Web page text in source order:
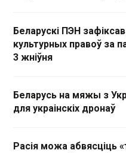
Беларускі ПЭН
культурных правоў за
3 жніўня
Беларусь на мяжы з
для украінскіх дронаў
Расія можа абвясціць